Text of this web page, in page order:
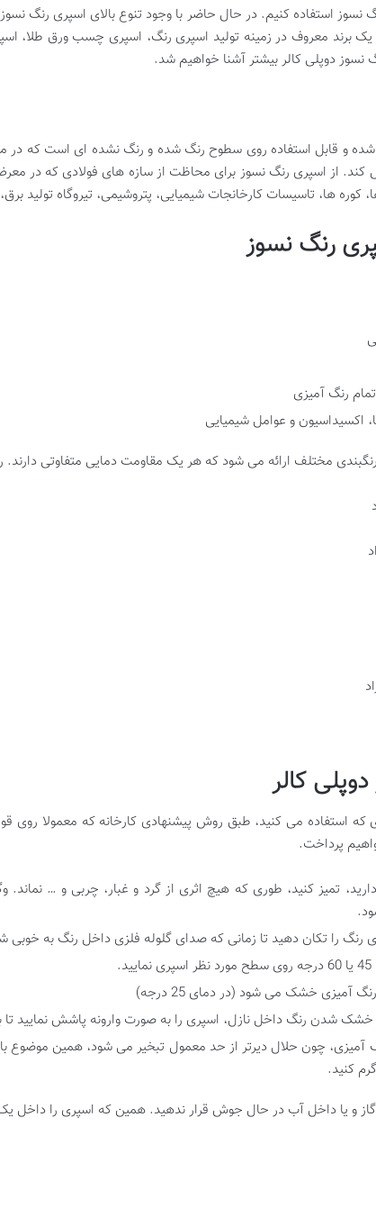
استفاده کنیم. در حال حاضر با وجود تنوع بالای اسپری رنگ نسوز
یک برند معروف در زمینه تولید اسپری رنگ، اسپری چسب ورق طلا،
نسوز دوپلی کالر بیشتر آشنا خواهیم شد.
شده و قابل استفاده روی سطوح رنگ شده و رنگ نشده ای است که در
ها، تاسیسات کارخانجات شیمیایی، پتروشیمی، تیروگاه تولید برق،
رنگ نسوز
رنگ آمیزی
اکسیداسیون و عوامل شیمیایی
مختلف ارائه می شود که هر یک مقاومت دمایی متفاوتی دارند.
کالر
که استفاده می کنید، طبق روش پیشنهادی کارخانه که معمولا روی
پرداخت.
تمیز کنید، طوری که هیچ اثری از گرد و غبار، چربی و … نماند.
خشک شدن رنگ داخل نازل، اسپری را به صورت وارونه پاشش نمایید
آمیزی، چون حلال دیرتر از حد معمول تبخیر می شود، همین موضوع
و یا داخل آب در حال جوش قرار ندهید. همین که اسپری را داخل